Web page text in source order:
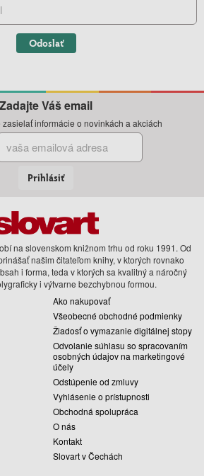
Odoslať
Zadajte Váš email
zasielať informácie o novinkách a akciách
Prihlásiť
na slovenskom knižnom trhu od roku 1991. Od
našim čitateľom knihy, v ktorých rovnako
i forma, teda v ktorých sa kvalitný a náročný
i výtvarne bezchybnou formou.
Ako nakupovať
Všeobecné obchodné podmienky
Žiadosť o vymazanie digitálnej stopy
Odvolanie súhlasu so spracovaním
osobných údajov na marketingové
účely
Odstúpenie od zmluvy
Vyhlásenie o prístupnosti
Obchodná spolupráca
O nás
Kontakt
Slovart v Čechách